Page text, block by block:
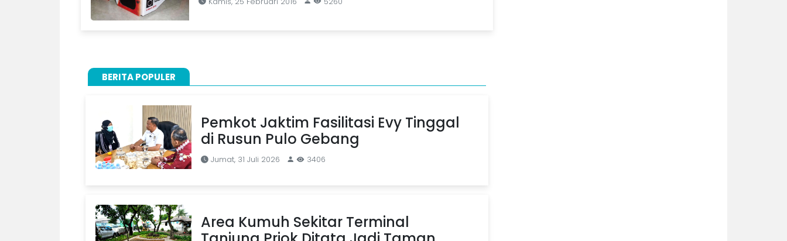
BERITA POPULER
Pemkot Jaktim Fasilitasi Evy Tinggal
di Rusun Pulo Gebang
Jumat, 31 Juli 2026 3406
Area Kumuh Sekitar Terminal